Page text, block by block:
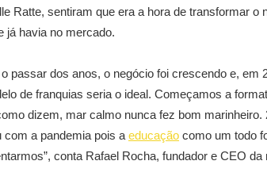
Ratte, sentiram que era a hora de transformar
já havia no mercado.
o passar dos anos, o negócio foi crescendo e,
de franquias seria o ideal. Começamos a
dizem, mar calmo nunca fez bom marinheiro.
com a pandemia pois a educação como um todo
conta Rafael Rocha, fundador e CEO da